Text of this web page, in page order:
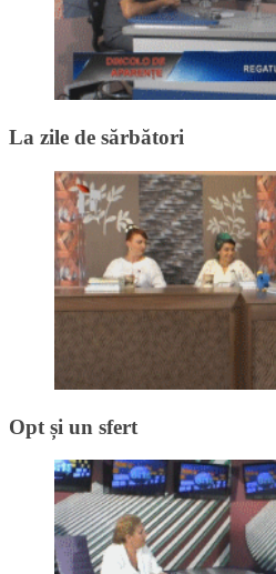
La zile de sărbători
Opt și un sfert